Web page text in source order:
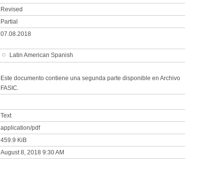
Revised
Partial
07.08.2018
Latin American Spanish
Este documento contiene una segunda parte disponible en Archivo
FASIC.
Text
application/pdf
459.9 KiB
August 8, 2018 9:30 AM